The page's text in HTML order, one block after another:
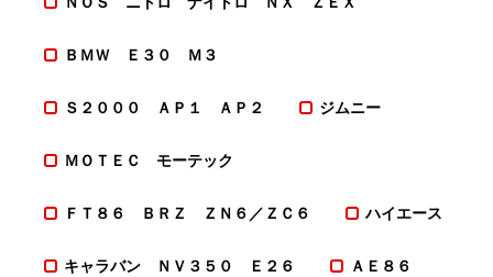
ＢＭＷ Ｅ３０ Ｍ３
Ｓ２０００ ＡＰ１ ＡＰ２ ジムニー
ＭＯＴＥＣ モーテック
ＦＴ８６ ＢＲＺ ＺＮ６／ＺＣ６ ハイエース
キャラバン ＮＶ３５０ Ｅ２６ ＡＥ８６